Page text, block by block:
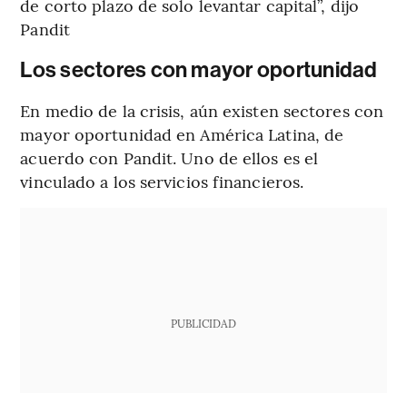
de corto plazo de solo levantar capital”, dijo
Pandit
Los sectores con mayor oportunidad
En medio de la crisis, aún existen sectores con
mayor oportunidad en América Latina, de
acuerdo con Pandit. Uno de ellos es el
vinculado a los servicios financieros.
PUBLICIDAD